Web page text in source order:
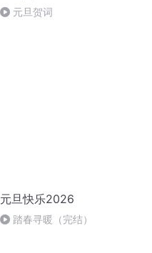
元旦贺词
元旦快乐2026
踏春寻暖（完结）